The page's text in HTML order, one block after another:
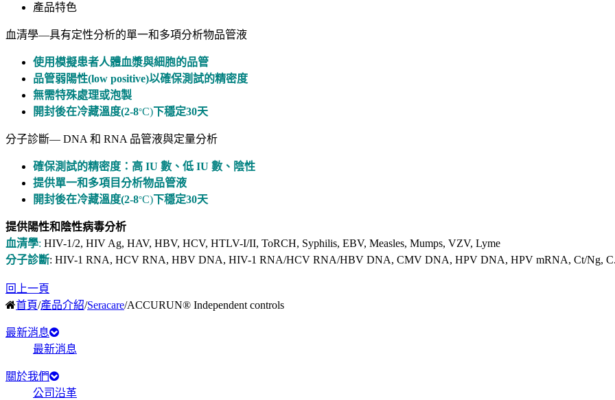
產品特色
血清學—具有定性分析的單一和多項分析物品管液
使用模擬患者人體血漿與細胞的品管
品管弱陽性(low positive)以確保測試的精密度
無需特殊處理或泡製
開封後在冷藏溫度(2-8°C)下穩定30天
分子診斷— DNA 和 RNA 品管液與定量分析
確保測試的精密度：高 IU 數、低 IU 數、陰性
提供單一和多項目分析物品管液
開封後在冷藏溫度(2-8°C)下穩定30天
提供陽性和陰性病毒分析
血清學: HIV-1/2, HIV Ag, HAV, HBV, HCV, HTLV-I/II, ToRCH, Syphilis, EBV, Measles, Mumps, VZV, Lyme
分子診斷: HIV-1 RNA, HCV RNA, HBV DNA, HIV-1 RNA/HCV RNA/HBV DNA, CMV DNA, HPV DNA, HPV mRNA, Ct/Ng,
回上一頁
首頁/產品介紹/Seracare/ACCURUN® Independent controls
最新消息
最新消息
關於我們
公司沿革